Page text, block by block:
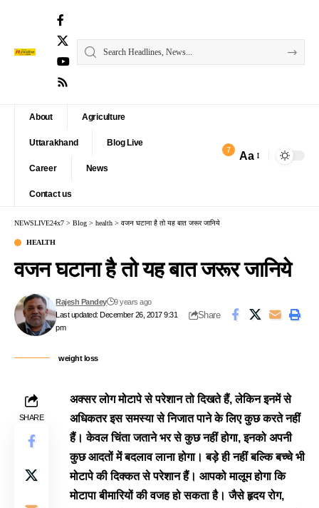
About Agriculture
Uttarakhand Blog Live
Career News
Contact us
7 Aa
NEWSLIVE24x7 > Blog > health > वजन घटाना है तो यह बात जरूर जानिये
HEALTH
वजन घटाना है तो यह बात जरूर जानिये
Last updated: December 26, 2017 9:31
pm
Rajesh Pandey 9 years ago
Share
weight loss
SHARE
अक्सर लोग मोटापे से परेशान तो दिखते हैं, लेकिन इनमें से
अधिकतर इस समस्या से निजात पाने के लिए कुछ करते नहीं
हैं। केवल चिंता जताने भर से कुछ नहीं होगा, इनको अपनी
कुछ आदतों में बदलाव लाना होगा। बड़े ही नहीं बल्कि बच्चे भी
मोटापे की दिक्कत से परेशान हैं। आपको मालूम होगा कि
मोटापा बीमारियों की वजह हो सकता है। जैसे हृदय रोग,